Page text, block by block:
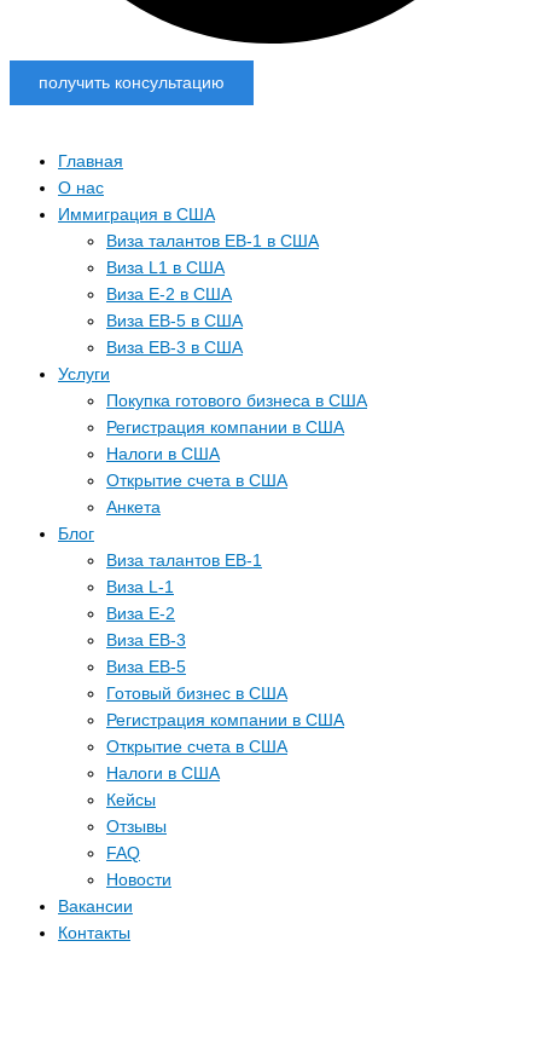
получить консультацию
Главная
О нас
Иммиграция в США
Виза талантов EB-1 в США
Виза L1 в США
Виза E-2 в США
Виза EB-5 в США
Виза EB-3 в США
Услуги
Покупка готового бизнеса в США
Регистрация компании в США
Налоги в США
Открытие счета в США
Анкета
Блог
Виза талантов EB-1
Виза L-1
Виза E-2
Виза EB-3
Виза EB-5
Готовый бизнес в США
Регистрация компании в США
Открытие счета в США
Налоги в США
Кейсы
Отзывы
FAQ
Новости
Вакансии
Контакты